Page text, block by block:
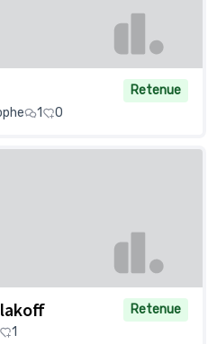
Retenue
1 0
Retenue
1